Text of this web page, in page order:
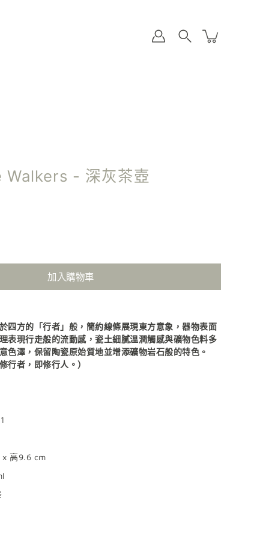
Walkers - 深灰茶壺
加入購物車
四方的「行者」般，簡約線條展現東方意象，器物表面
表現行走般的流動感，瓷土細膩溫潤觸感與礦物色料多
色澤，保留陶瓷原始質地並增添礦物岩石般的特色。
行者，即修行人。）
x 高9.6 cm